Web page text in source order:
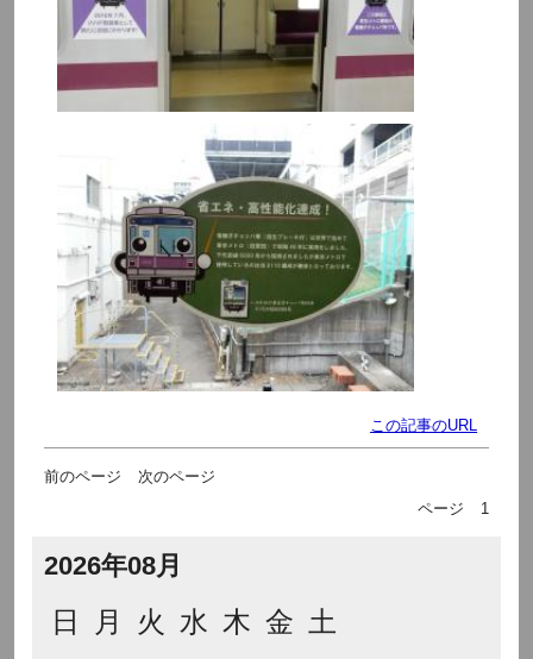
この記事のURL
前のページ
次のページ
ページ
1
2026年08月
日 月 火 水 木 金 土